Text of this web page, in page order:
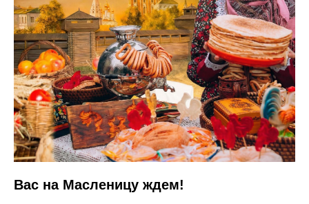
Вас на Масленицу ждем!